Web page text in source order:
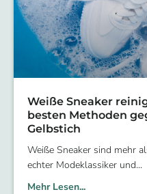
Weiße Sneaker
besten Methoden
Gelbstich
Weiße Sneaker sind mehr
echter Modeklassiker und
Mehr Lesen...